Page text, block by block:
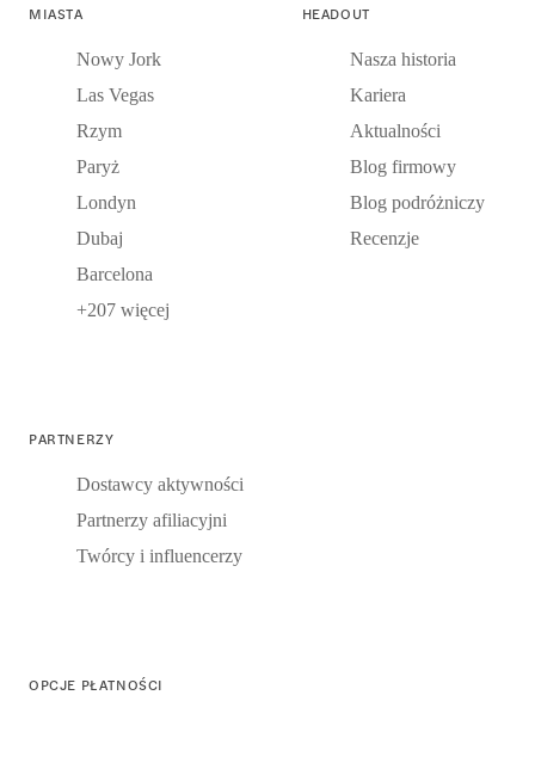
MIASTA
Nowy Jork
Las Vegas
Rzym
Paryż
Londyn
Dubaj
Barcelona
+207 więcej
HEADOUT
Nasza historia
Kariera
Aktualności
Blog firmowy
Blog podróżniczy
Recenzje
PARTNERZY
Dostawcy aktywności
Partnerzy afiliacyjni
Twórcy i influencerzy
OPCJE PŁATNOŚCI